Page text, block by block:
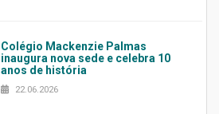
Colégio Mackenzie Palmas
inaugura nova sede e celebra 10
anos de história
22.06.2026